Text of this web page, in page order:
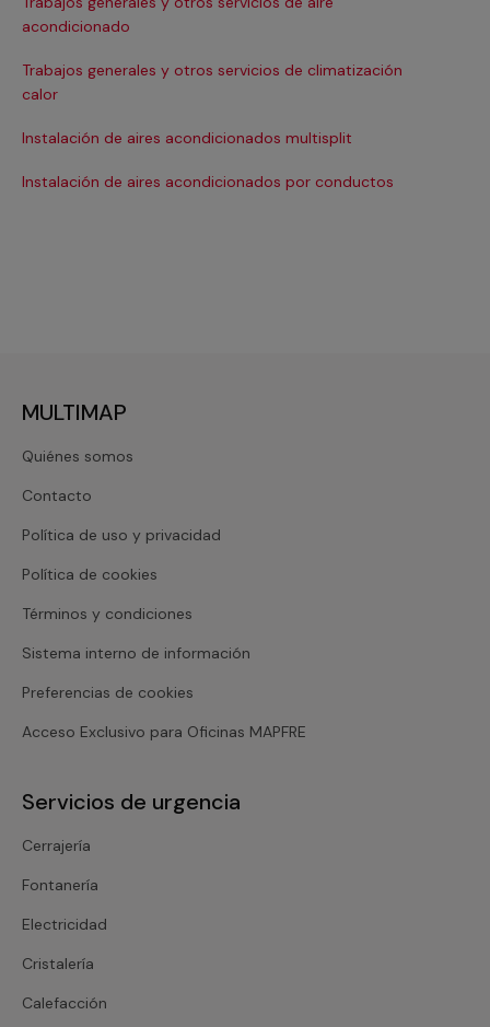
acondicionado
Trabajos generales y otros servicios de climatización
calor
Instalación de aires acondicionados multisplit
Instalación de aires acondicionados por conductos
MULTIMAP
Quiénes somos
Contacto
Política de uso y privacidad
Política de cookies
Términos y condiciones
Sistema interno de información
Preferencias de cookies
Acceso Exclusivo para Oficinas MAPFRE
Servicios de urgencia
Cerrajería
Fontanería
Electricidad
Cristalería
Calefacción